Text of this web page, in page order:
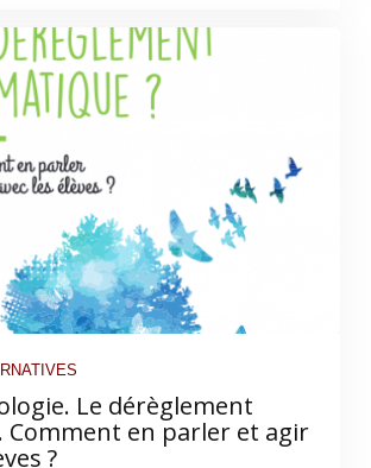
Le dérèglement
Comment en parler et agir
?